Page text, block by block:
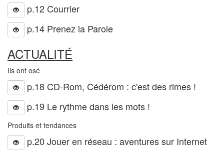
p.12 Courrier
p.14 Prenez la Parole
ACTUALITÉ
Ils ont osé
p.18 CD-Rom, Cédérom : c'est des rimes !
p.19 Le rythme dans les mots !
Produits et tendances
p.20 Jouer en réseau : aventures sur Internet